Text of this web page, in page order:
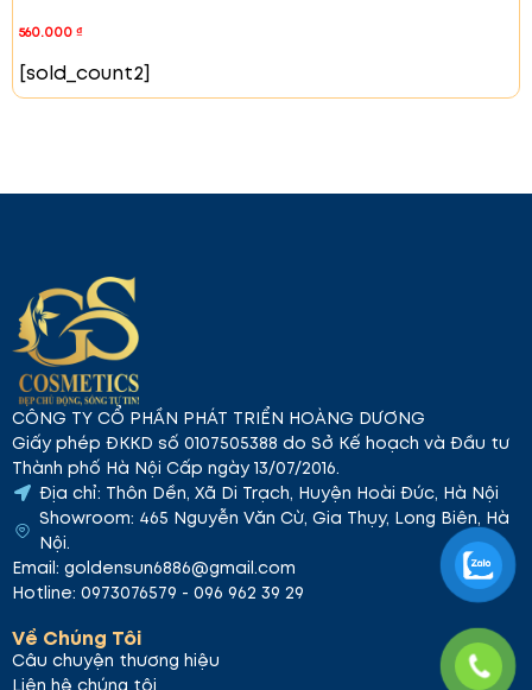
3. Thành phần đặc biệt
Nọc ong: Chứa 40 hợp chất như Melittin,
Apamin và nhiều hơn nữa, giúp làm dịu và cải
thiện tình trạng da nhanh chóng.
Nước (Aqua), Glycerin, Gelatin, Natri
Polyacrylate, 1,2-Hexanediol, Rượu Polyvinyl,
và nhiều thành phần dưỡng chất khác như
Collagen, Chiết xuất Hippophae Rhamnoides,
560.000₫
[sold_count2]
CÔNG TY CỔ PHẦN PHÁT TRIỂN HOÀNG DƯƠNG
Giấy phép ĐKKD số 0107505388 do Sở Kế hoạch và Đầu tư
Thành phố Hà Nội Cấp ngày 13/07/2016.
Địa chỉ: Thôn Dền, Xã Di Trạch, Huyện Hoài Đức, Hà Nội
Showroom: 465 Nguyễn Văn Cừ, Gia Thụy, Long Biên, Hà
Nội.
Email: goldensun6886@gmail.com
Hotline: 0973076579 - 096 962 39 29
Về Chúng Tôi
Câu chuyện thương hiệu
Liên hệ chúng tôi